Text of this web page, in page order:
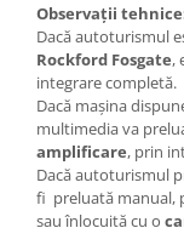
Observații
Dacă autoturismul
Rockford Fosgate,
integrare completă.
Dacă mașina
multimedia va
amplificare, prin
Dacă autoturismul
fi preluată manual,
sau înlocuită cu o